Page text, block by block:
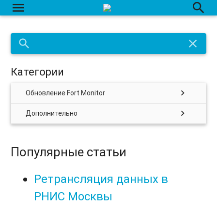
menu search
search close
Категории
Обновление Fort Monitor chevron_right
Дополнительно chevron_right
Популярные статьи
Ретрансляция данных в
РНИС Москвы